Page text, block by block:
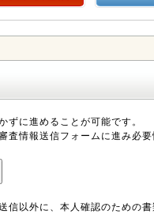
ずに進めることが可能です。
査情報送信フォームに進み必
以外に、本人確認のための